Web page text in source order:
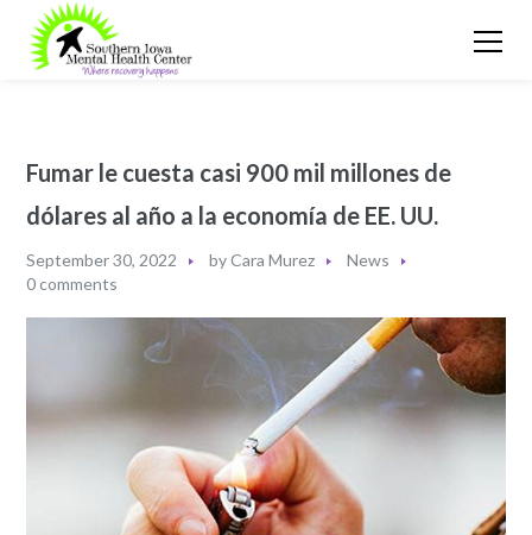
Fumar le cuesta casi 900 mil millones de
dólares al año a la economía de EE. UU.
September 30, 2022 byCara Murez
News
0 comments